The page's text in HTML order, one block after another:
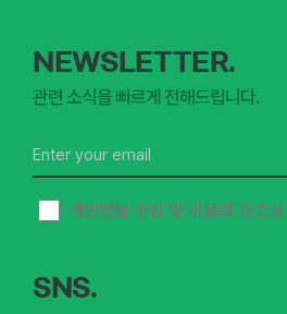
NEWSLETTER.
관련 소식을 빠르게 전해드립니다.
개인정보 수집 및 이용과 광고
SNS.